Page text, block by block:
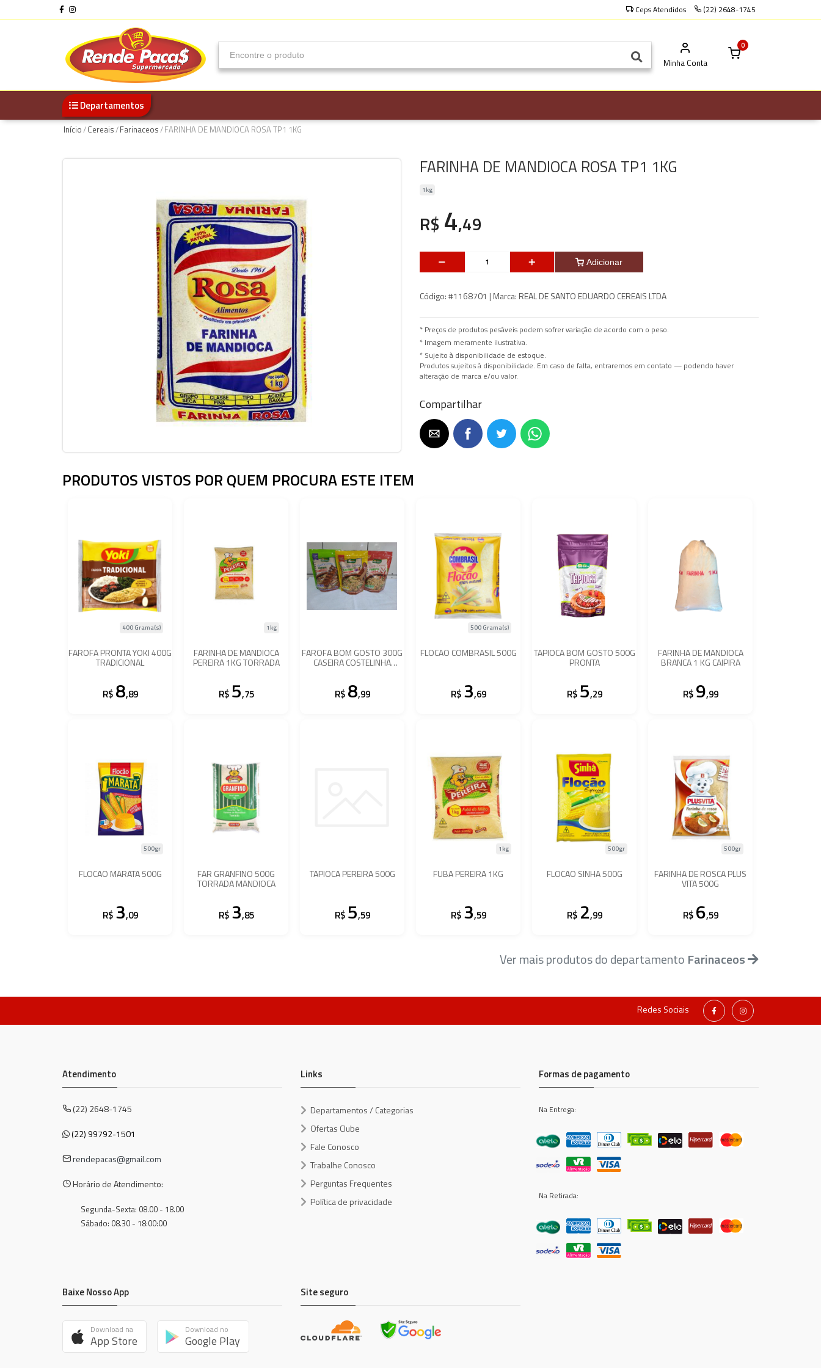
Ceps Atendidos (22) 2648-1745
Minha Conta
0
Departamentos
Início/Cereais/Farinaceos/FARINHA DE MANDIOCA ROSA TP1 1KG
FARINHA DE MANDIOCA ROSA TP1 1KG
1kg
R$ 4,49
Adicionar
Código:#1168701 | Marca: REAL DE SANTO EDUARDO CEREAIS LTDA
* Preços de produtos pesáveis podem sofrer variação de acordo com o peso.
* Imagem meramente ilustrativa.
* Sujeito à disponibilidade de estoque.
Produtos sujeitos à disponibilidade. Em caso de falta, entraremos em contato — podendo haver
alteração de marca e/ou valor.
Compartilhar
PRODUTOS VISTOS POR QUEM PROCURA ESTE ITEM
FAROFA PRONTA YOKI 400G
TRADICIONAL
400 Grama(s)
R$ 8,89
FARINHA DE MANDIOCA
PEREIRA 1KG TORRADA
1kg
R$ 5,75
FAROFA BOM GOSTO 300G
CASEIRA COSTELINHA
R$ 8,99
FLOCAO COMBRASIL 500G
500 Grama(s)
R$ 3,69
TAPIOCA BOM GOSTO 500G
PRONTA
R$ 5,29
FARINHA DE MANDIOCA
BRANCA 1 KG CAIPIRA
R$ 9,99
FLOCAO MARATA 500G
500gr
R$ 3,09
FAR GRANFINO 500G
TORRADA MANDIOCA
R$ 3,85
TAPIOCA PEREIRA 500G
R$ 5,59
FUBA PEREIRA 1KG
1kg
R$ 3,59
FLOCAO SINHA 500G
500gr
R$ 2,99
FARINHA DE ROSCA PLUS
VITA 500G
500gr
R$ 6,59
Ver mais produtos do departamento Farinaceos
Redes Sociais
Atendimento
(22) 2648-1745
(22) 99792-1501
rendepacas@gmail.com
Horário de Atendimento:
Segunda-Sexta: 08.00 - 18.00
Sábado: 08.30 - 18:00:00
Links
Departamentos / Categorias
Ofertas Clube
Fale Conosco
Trabalhe Conosco
Perguntas Frequentes
Política de privacidade
Formas de pagamento
Na Entrega:
Na Retirada:
Baixe Nosso App
Download na
App Store
Download no
Google Play
Site seguro